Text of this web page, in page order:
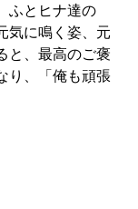
ふとヒナ達の
気に鳴く姿、元
と、最高のご褒
り、「俺も頑張